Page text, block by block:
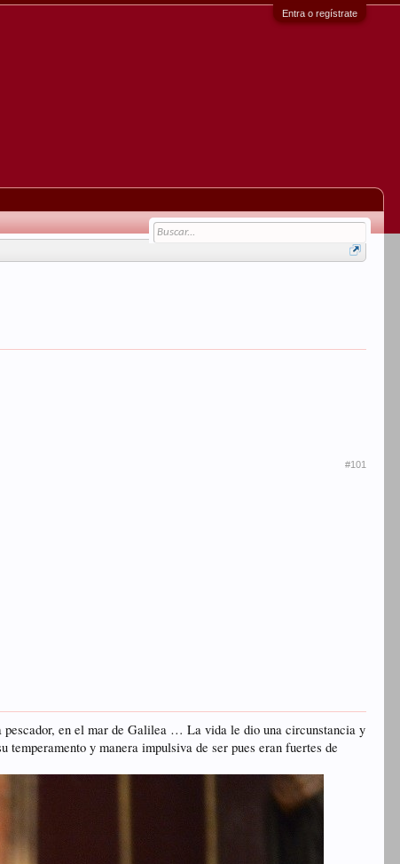
Entra o regístrate
#101
pescador, en el mar de Galilea … La vida le dio una circunstancia y
y manera impulsiva de ser pues eran fuertes de